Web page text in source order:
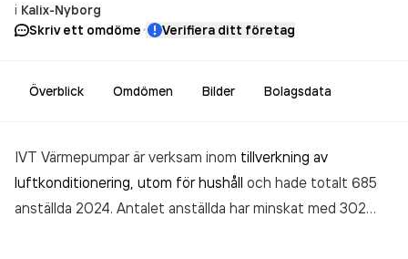
i Kalix-Nyborg
Skriv ett omdöme· Verifiera ditt företag
Överblick Omdömen Bilder Bolagsdata
IVT Värmepumpar är verksam inom tillverkning av
luftkonditionering, utom för hushåll och hade totalt 685
anställda 2024. Antalet anställda har minskat med 302